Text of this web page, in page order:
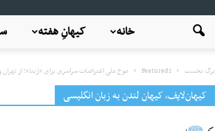
کیهانِ هفته خانه
برگ نخست Featured1 موج ملی اعتراضات سراسری برای «ژینا»؛ از
کیهان‌لایف، کیهان لندن به زبان انگلیسی